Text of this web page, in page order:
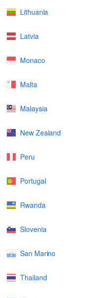
Lithuania
Latvia
Monaco
Malta
Malaysia
New Zealand
Peru
Portugal
Rwanda
Slovenia
San Marino
Thailand